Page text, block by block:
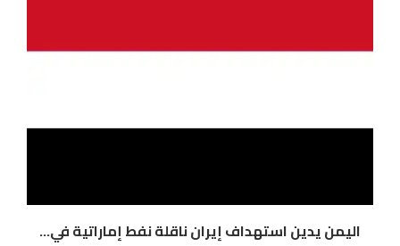
اليمن يدين استهداف إيران ناقلة نفط إماراتية في...